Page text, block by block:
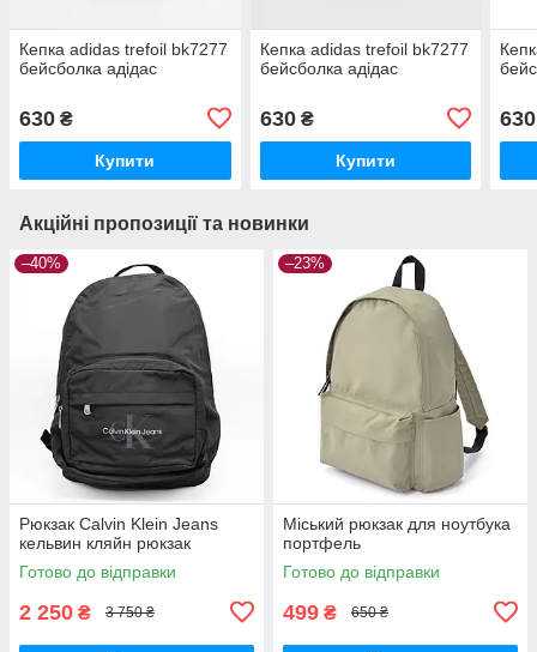
Кепка adidas trefoil bk7277
бейсболка адідас
630 ₴
Купити
Кепка adidas trefoil bk7277
бейсболка адідас
630₴
Купити
630
Акційні пропозиції та новинки
–40%
Рюкзак Calvin Klein Jeans
кельвин кляйн рюкзак
Готово до відправки
2 250 ₴ 3 750 ₴
–23%
Міський рюкзак для ноутбука
портфель
Готово до відправки
499 ₴ 650 ₴